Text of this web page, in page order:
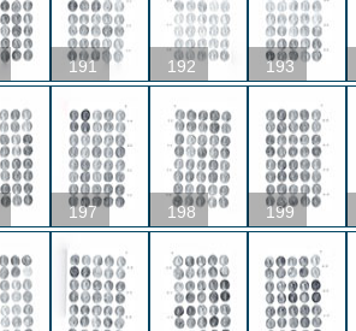
191 192 193
197 198 199